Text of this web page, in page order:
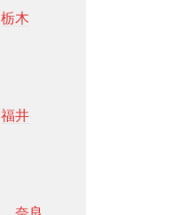
栃木
福井